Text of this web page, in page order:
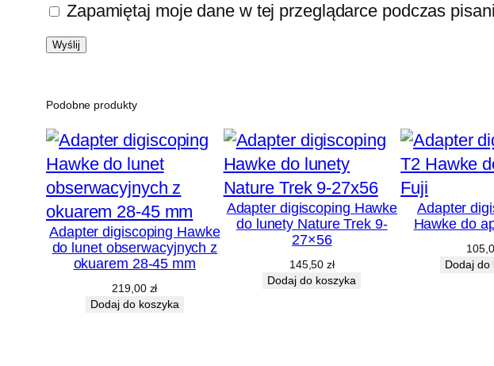
Zapamiętaj moje dane w tej przeglądarce podczas
Podobne produkty
Adapter digiscoping Hawke
do lunet obserwacyjnych z
okuarem 28-45 mm
219,00 zł
Dodaj do koszyka
Adapter digiscoping Hawke
do lunety Nature Trek 9-
27×56
145,50zł
Dodaj do koszyka
Adapter
Hawke do
Dodaj do